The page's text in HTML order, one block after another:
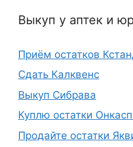
Выкуп у аптек и
Приём остатков
Сдать Калквенс
Выкуп Сибрава
Куплю остатки
Продайте остатки